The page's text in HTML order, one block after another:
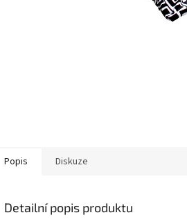
Popis Diskuze
Detailní popis produktu